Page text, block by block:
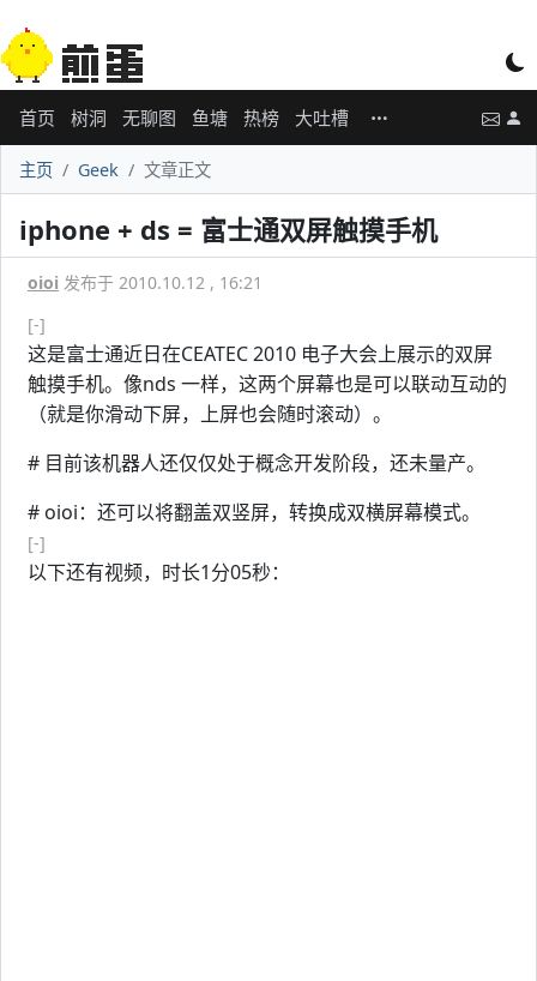
首页 树洞 无聊图 鱼塘 热榜 大吐槽
主页 Geek 文章正文
iphone + ds = 富士通双屏触摸手机
oioi 发布于 2010.10.12 , 16:21
[-]
这是富士通近日在CEATEC 2010 电子大会上展示的双屏
触摸手机。像nds 一样，这两个屏幕也是可以联动互动的
（就是你滑动下屏，上屏也会随时滚动）。
# 目前该机器人还仅仅处于概念开发阶段，还未量产。
# oioi：还可以将翻盖双竖屏，转换成双横屏幕模式。
[-]
以下还有视频，时长1分05秒：